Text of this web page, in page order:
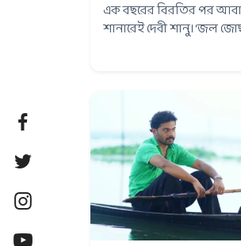
এক বছরের বিরতির পর
শানারেই দেবী শানু। ‘জল